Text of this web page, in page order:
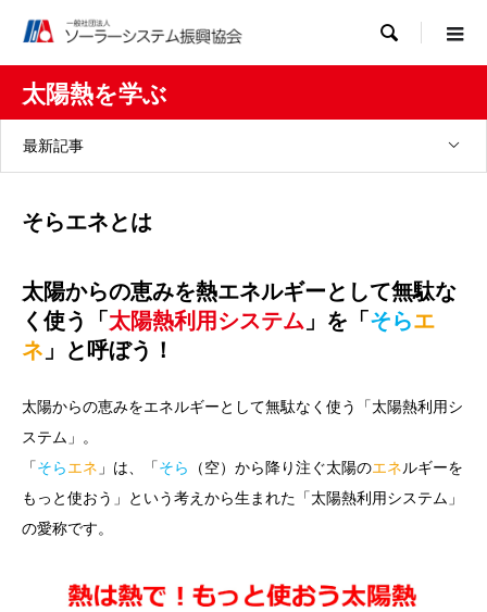

太陽熱を学ぶ
最新記事
そらエネとは
太陽からの恵みを熱エネルギーとして無駄な
く使う「 太陽熱利用システム 」を「 そらエ
ネ 」と呼ぼう！
太陽からの恵みをエネルギーとして無駄なく使う「太陽熱利用シ
ステム」。
「そらエネ 」は、「そら （空）から降り注ぐ太陽のエネルギーを
もっと使おう」という考えから生まれた「太陽熱利用システム」
の愛称です。